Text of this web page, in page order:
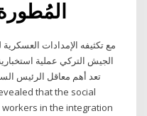
مع تكثيفه الإمدادات
الجيش التركي عملية
تعد أهم معاقل الرئيس
in the integration